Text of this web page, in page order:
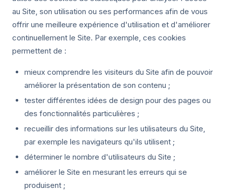
au Site, son utilisation ou ses performances afin de vous
offrir une meilleure expérience d'utilisation et d'améliorer
continuellement le Site. Par exemple, ces cookies
permettent de :
mieux comprendre les visiteurs du Site afin de pouvoir
améliorer la présentation de son contenu ;
tester différentes idées de design pour des pages ou
des fonctionnalités particulières ;
recueillir des informations sur les utilisateurs du Site,
par exemple les navigateurs qu'ils utilisent ;
déterminer le nombre d'utilisateurs du Site ;
améliorer le Site en mesurant les erreurs qui se
produisent ;